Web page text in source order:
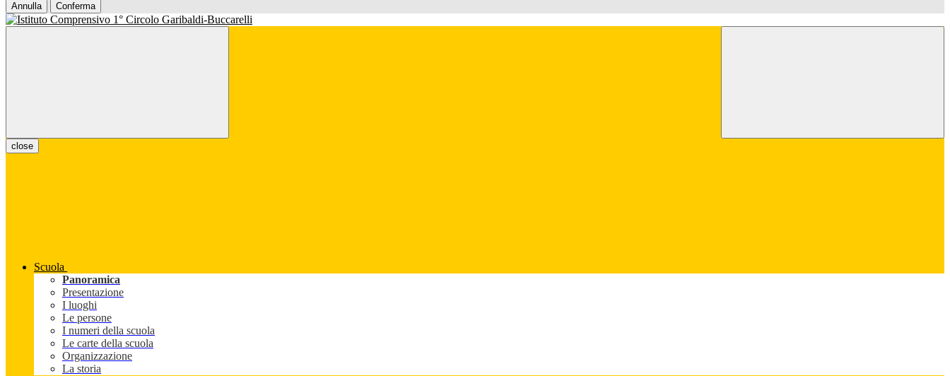
Annulla Conferma
close
Scuola
Panoramica
Presentazione
I luoghi
Le persone
I numeri della scuola
Le carte della scuola
Organizzazione
La storia